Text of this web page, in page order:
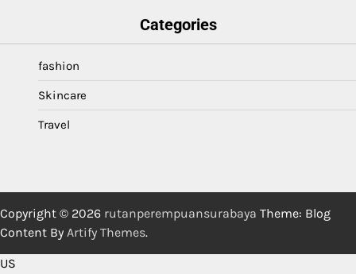
Categories
fashion
Skincare
Travel
Copyright © 2026 rutanperempuansurabaya Theme: Blog
Content By Artify Themes.
US